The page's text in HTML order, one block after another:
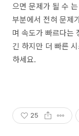
으면 문제가 될 수
부분에서 전혀 문제
며 속도가 빠르다는
긴 하지만 더 빠른
하세요.
25